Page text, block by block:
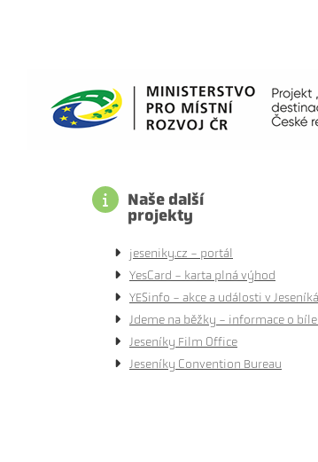
Naše další
projekty
jeseniky.cz - portál
YesCard - karta plná výhod
YESinfo - akce a události v
Jdeme na běžky - informace o
Jeseníky Film Office
Jeseníky Convention Bureau